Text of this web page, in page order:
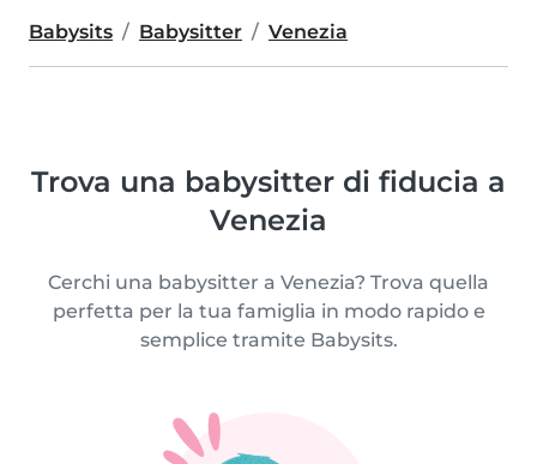
Babysits Babysitter Venezia
Trova una babysitter di fiducia a
Venezia
Cerchi una babysitter a Venezia? Trova quella
perfetta per la tua famiglia in modo rapido e
semplice tramite Babysits.